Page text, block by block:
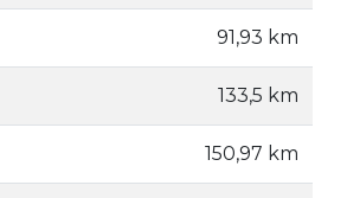
91,93 km
133,5 km
150,97 km